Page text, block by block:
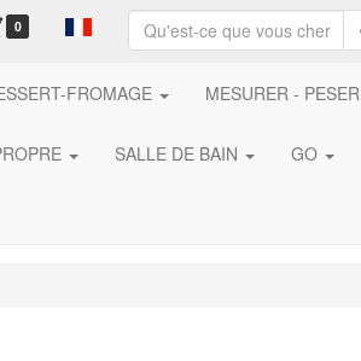
0
FROMAGE MESURER - PESER
SALLE DE BAIN GO